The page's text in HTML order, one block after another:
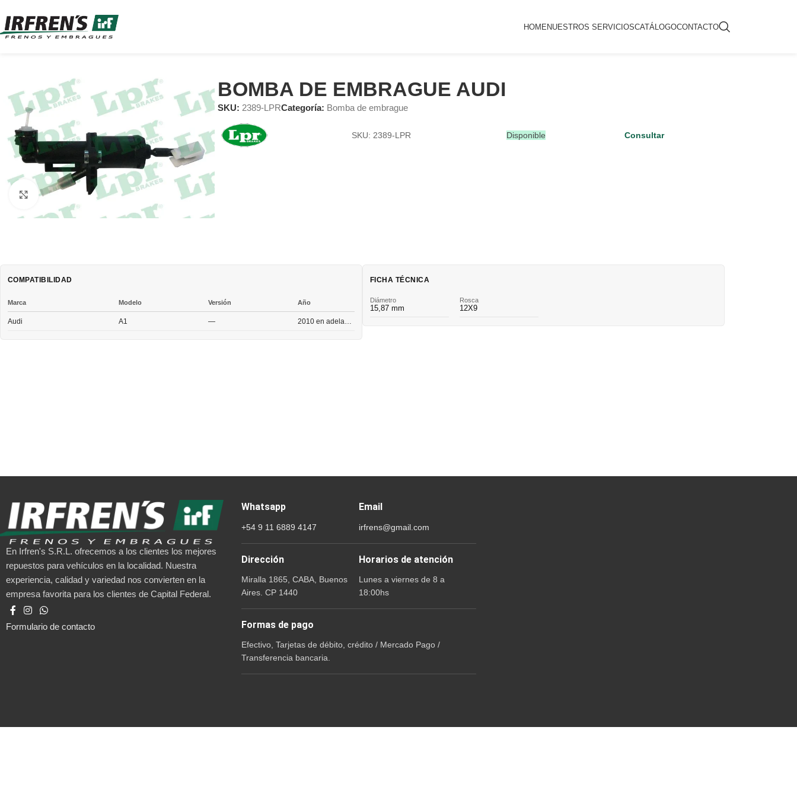
HOMENUESTROS SERVICIOSCATÁLOGOCONTACTO
Clic para ampliar
BOMBA DE EMBRAGUE AUDI
SKU: 2389-LPRCategoría: Bomba de embrague
SKU: 2389-LPR Disponible Consultar
COMPATIBILIDAD
Marca Modelo Versión Año
Audi A1 —
FICHA TÉCNICA
Diámetro
15,87 mm
Rosca
12X9
En Irfren's S.R.L. ofrecemos a los clientes los mejores
repuestos para vehículos en la localidad. Nuestra
experiencia, calidad y variedad nos convierten en la
empresa favorita para los clientes de Capital Federal.
Formulario de contacto
Whatsapp
+54 9 11 6889 4147
Email
irfrens@gmail.com
Dirección
Miralla 1865, CABA, Buenos
Aires. CP 1440
Horarios de atención
Lunes a viernes de 8 a
18:00hs
Formas de pago
Efectivo, Tarjetas de débito, crédito / Mercado Pago /
Transferencia bancaria.